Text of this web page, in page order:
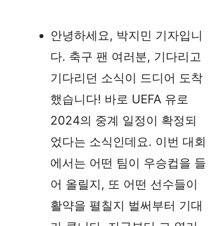
안녕하세요, 박지민 기자입니
다. 축구 팬 여러분, 기다리고
기다리던 소식이 드디어 도착
했습니다! 바로 UEFA 유로
2024의 중계 일정이 확정되
었다는 소식인데요. 이번 대회
에서는 어떤 팀이 우승컵을 들
어 올릴지, 또 어떤 선수들이
활약을 펼칠지 벌써부터 기대